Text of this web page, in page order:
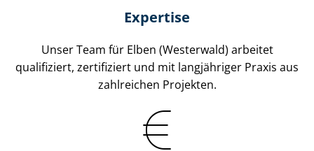
Expertise
Unser Team für Elben (Westerwald) arbeitet
qualifiziert, zertifiziert und mit langjähriger Praxis aus
zahlreichen Projekten.